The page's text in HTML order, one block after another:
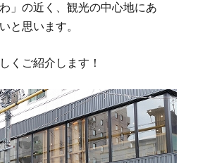
」の近く、観光の中心地にあ
と思います。
くご紹介します！